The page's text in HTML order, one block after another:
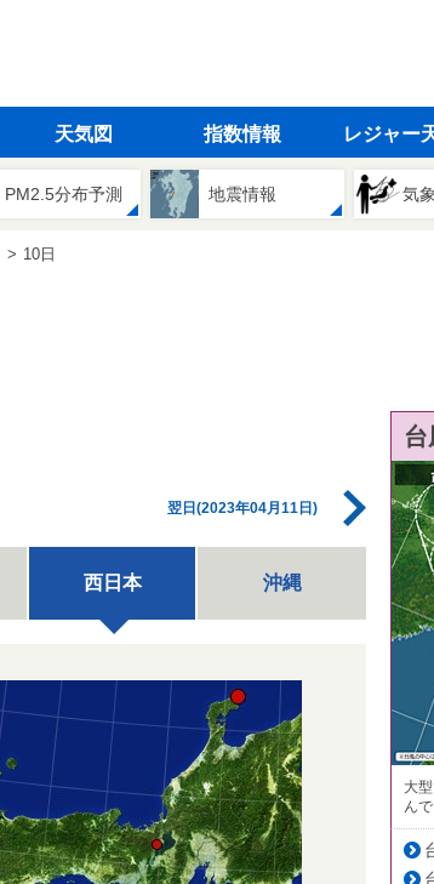
天気図 指数情報 レジャー
PM2.5分布予測 地震情報 気
10日
翌日(2023年04月11日)
西日本 沖縄
大
ん